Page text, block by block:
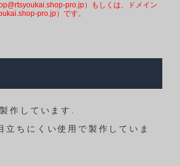
pro.jp）もしくは、ドメイン
pro.jp）です。
作しています.
ちにくい使用で製作していま